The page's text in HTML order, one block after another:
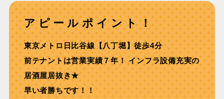
アピールポイント！
東京メトロ⽇⽐⾕線【⼋丁堀】徒歩4分
前テナントは営業実績７年！ インフラ設備充実の
居酒屋居抜き★
早い者勝ちです！！